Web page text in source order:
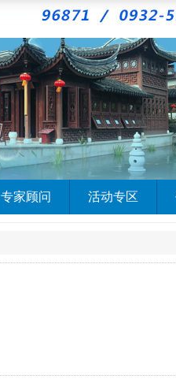
专家顾问 活动专区